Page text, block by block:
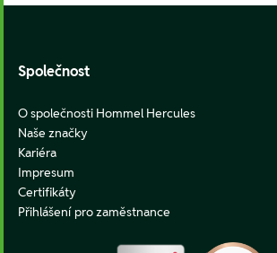
Společnost
O společnosti Hommel Hercules
Naše značky
Kariéra
Impresum
Certifikáty
Přihlášení pro zaměstnance